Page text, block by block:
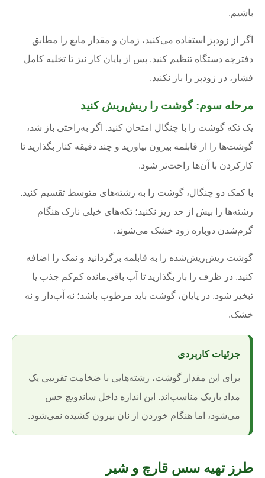
باشیم.
اگر از زودپز استفاده می‌کنید، زمان و مقدار مایع را مطابق
دفترچه دستگاه تنظیم کنید. پس از پایان کار نیز تا تخلیه کامل
فشار، در زودپز را باز نکنید.
مرحله سوم: گوشت را ریش‌ریش کنید
یک تکه گوشت را با چنگال امتحان کنید. اگر به‌راحتی باز شد،
گوشت‌ها را از قابلمه بیرون بیاورید و چند دقیقه کنار بگذارید تا
کارکردن با آن‌ها راحت‌تر شود.
با کمک دو چنگال، گوشت را به رشته‌های متوسط تقسیم کنید.
رشته‌ها را بیش از حد ریز نکنید؛ تکه‌های خیلی نازک هنگام
گرم‌شدن دوباره زود خشک می‌شوند.
گوشت ریش‌ریش‌شده را به قابلمه برگردانید و نمک را اضافه
کنید. در ظرف را باز بگذارید تا آب باقی‌مانده کم‌کم جذب یا
تبخیر شود. در پایان، گوشت باید مرطوب باشد؛ نه آب‌دار و نه
خشک.
جزئیات کاربردی
برای این مقدار گوشت، رشته‌هایی با ضخامت تقریبی یک
مداد باریک مناسب‌اند. این اندازه داخل ساندویچ حس
می‌شود، اما هنگام خوردن از نان بیرون کشیده نمی‌شود.
طرز تهیه سس قارچ و شیر